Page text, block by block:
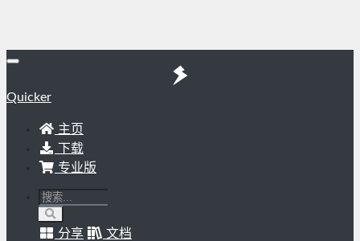
Quicker
主页
下载
专业版
分享
文档